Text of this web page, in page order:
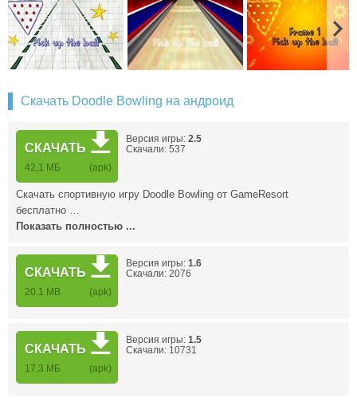
Скачать Doodle Bowling на андроид
СКАЧАТЬ
42,1 МБ (apk)
Версия игры: 2.5
Скачали: 537
Скачать спортивную игру Doodle Bowling от GameResort
бесплатно …
Показать полностью ...
СКАЧАТЬ
20.1 MB (apk)
Версия игры: 1.6
Скачали: 2076
СКАЧАТЬ
17,3 MБ (apk)
Версия игры: 1.5
Скачали: 10731